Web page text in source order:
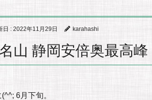
日 : 2022年11月29日 karahashi
山 静岡安倍奥最高峰
6月下旬。